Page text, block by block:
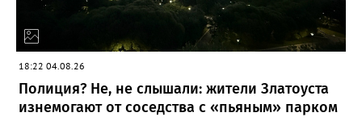
космодроме Байконур, а также в крупных городах по дороге.
18:22 04.08.26
Полиция? Не, не слышали: жители Златоуста
изнемогают от соседства с «пьяным» парком